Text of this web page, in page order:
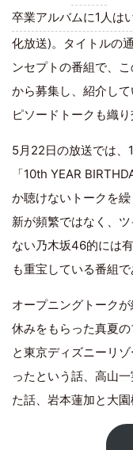
卒業アルバムに1人は
化放送)。タイトルの
ンセプトの番組で、
から募集し、紹介し
ピソードトークも織
5月22日の放送では、
「10th YEAR
か聴けないトークを
新が頻繁ではなく、
ない乃木坂46的には
も重宝している番組で
オープニングトーク
休みをもらった真夏
と東京ディズニーリ
ったという話、高山
た話、岩本蓮加と大